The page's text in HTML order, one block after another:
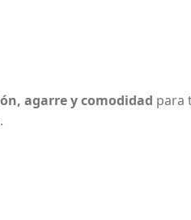
agarre y comodidad para